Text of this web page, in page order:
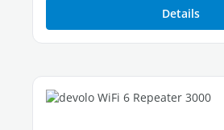
Details